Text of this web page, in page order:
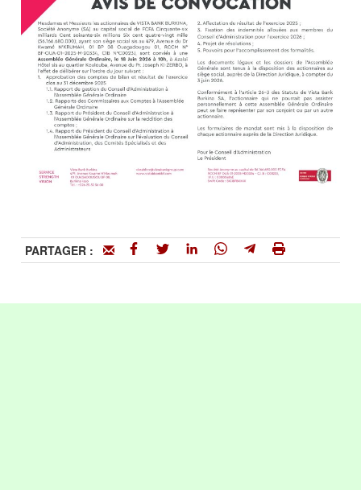
PARTAGER :